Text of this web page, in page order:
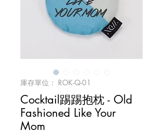
庫存單位： ROK-Q-01
Cocktail踢踢抱枕 - Old
Fashioned Like Your
Mom